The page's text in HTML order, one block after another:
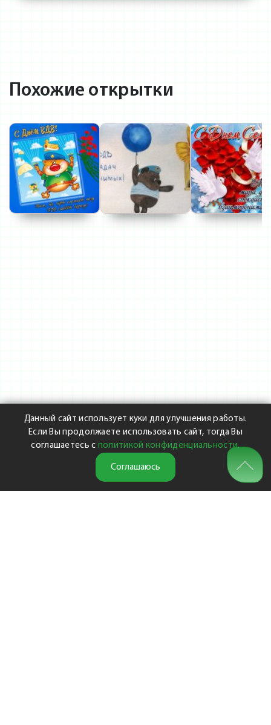
Похожие открытки
Данный сайт использует куки для улучшения работы.
Если Вы продолжаете использовать сайт, тогда Вы
соглашаетесь с политикой конфиденциальности.
Соглашаюсь